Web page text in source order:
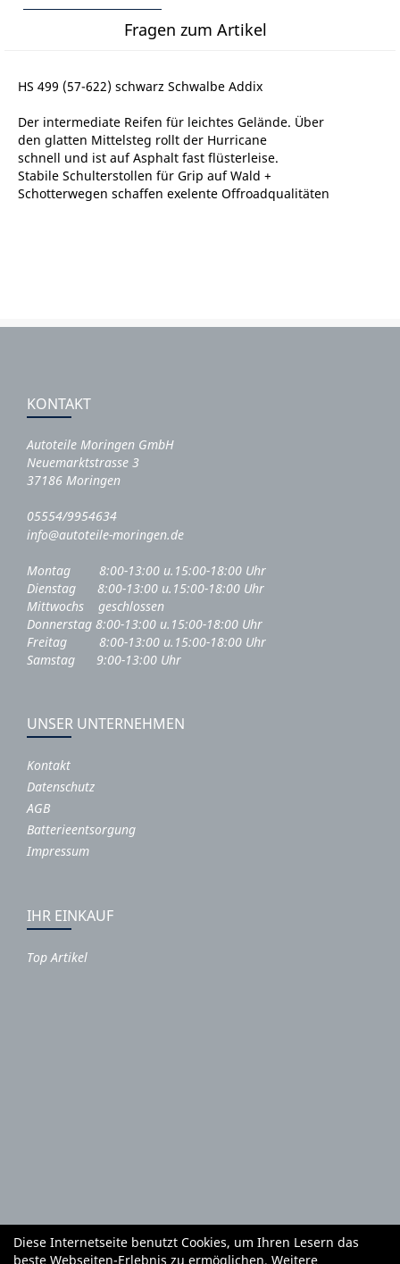
Fragen zum Artikel
HS 499 (57-622) schwarz Schwalbe Addix
Der intermediate Reifen für leichtes Gelände. Über
den glatten Mittelsteg rollt der Hurricane
schnell und ist auf Asphalt fast flüsterleise.
Stabile Schulterstollen für Grip auf Wald +
Schotterwegen schaffen exelente Offroadqualitäten
KONTAKT
Autoteile Moringen GmbH
Neuemarktstrasse 3
37186 Moringen
05554/9954634
info@autoteile-moringen.de
Montag 8:00-13:00 u.15:00-18:00 Uhr
Dienstag 8:00-13:00 u.15:00-18:00 Uhr
Mittwochs geschlossen
Donnerstag 8:00-13:00 u.15:00-18:00 Uhr
Freitag 8:00-13:00 u.15:00-18:00 Uhr
Samstag 9:00-13:00 Uhr
UNSER UNTERNEHMEN
Kontakt
Datenschutz
AGB
Batterieentsorgung
Impressum
IHR EINKAUF
Top Artikel
Autoteile und Zubehör E-Roller
Fahrräder
Diese Internetseite benutzt Cookies, um Ihren Lesern das
beste Webseiten-Erlebnis zu ermöglichen. Weitere